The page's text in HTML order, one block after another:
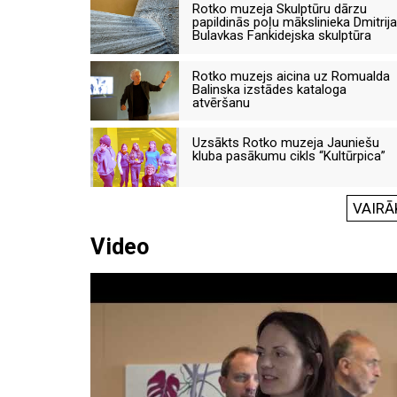
Rotko muzeja Skulptūru dārzu
papildinās poļu mākslinieka Dmitrija
Bulavkas Fankidejska skulptūra
Rotko muzejs aicina uz Romualda
Balinska izstādes kataloga
atvēršanu
Uzsākts Rotko muzeja Jauniešu
kluba pasākumu cikls “Kultūrpica”
Video